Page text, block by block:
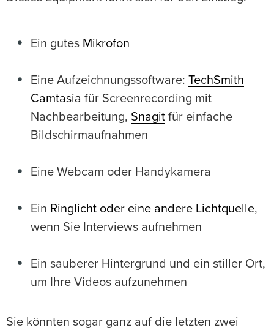
Ein gutes Mikrofon
Eine Aufzeichnungssoftware: TechSmith
Camtasia für Screenrecording mit
Nachbearbeitung, Snagit für einfache
Bildschirmaufnahmen
Eine Webcam oder Handykamera
Ein Ringlicht oder eine andere Lichtquelle,
wenn Sie Interviews aufnehmen
Ein sauberer Hintergrund und ein stiller Ort,
um Ihre Videos aufzunehmen
Sie könnten sogar ganz auf die letzten zwei